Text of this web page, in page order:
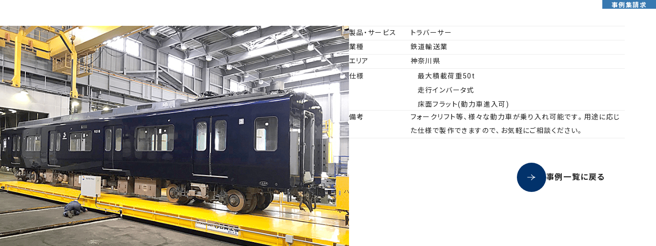
ISO認証・許認可 拠点一覧・アクセス
新設・増設・リニューアル 修理・カスタマイズ
その他サービス
事例集請求
製品・サービス
トラバーサー
業種
鉄道輸送業
エリア
神奈川県
仕様
最大積載荷重50t
走行インバータ式
床面フラット(動力車進入可)
備考
フォークリフト等、様々な動力車が乗り入れ可能です。用途に応じ
た仕様で製作できますので、お気軽にご相談ください。
事例一覧に戻る